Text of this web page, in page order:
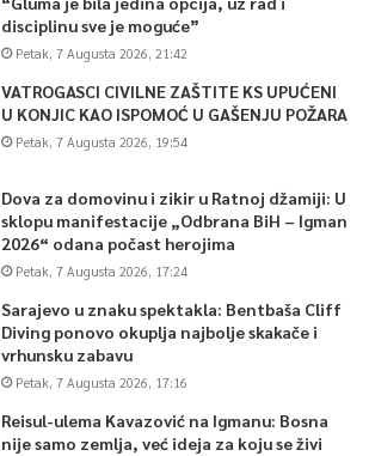
disciplinu sve je moguće”
Petak, 7 Augusta 2026, 21:42
VATROGASCI CIVILNE ZAŠTITE KS UPUĆENI
U KONJIC KAO ISPOMOĆ U GAŠENJU POŽARA
Petak, 7 Augusta 2026, 19:54
Dova za domovinu i zikir u Ratnoj džamiji: U
sklopu manifestacije „Odbrana BiH – Igman
2026“ odana počast herojima
Petak, 7 Augusta 2026, 17:24
Sarajevo u znaku spektakla: Bentbaša Cliff
Diving ponovo okuplja najbolje skakače i
vrhunsku zabavu
Petak, 7 Augusta 2026, 17:16
Reisul-ulema Kavazović na Igmanu: Bosna
nije samo zemlja, već ideja za koju se živi